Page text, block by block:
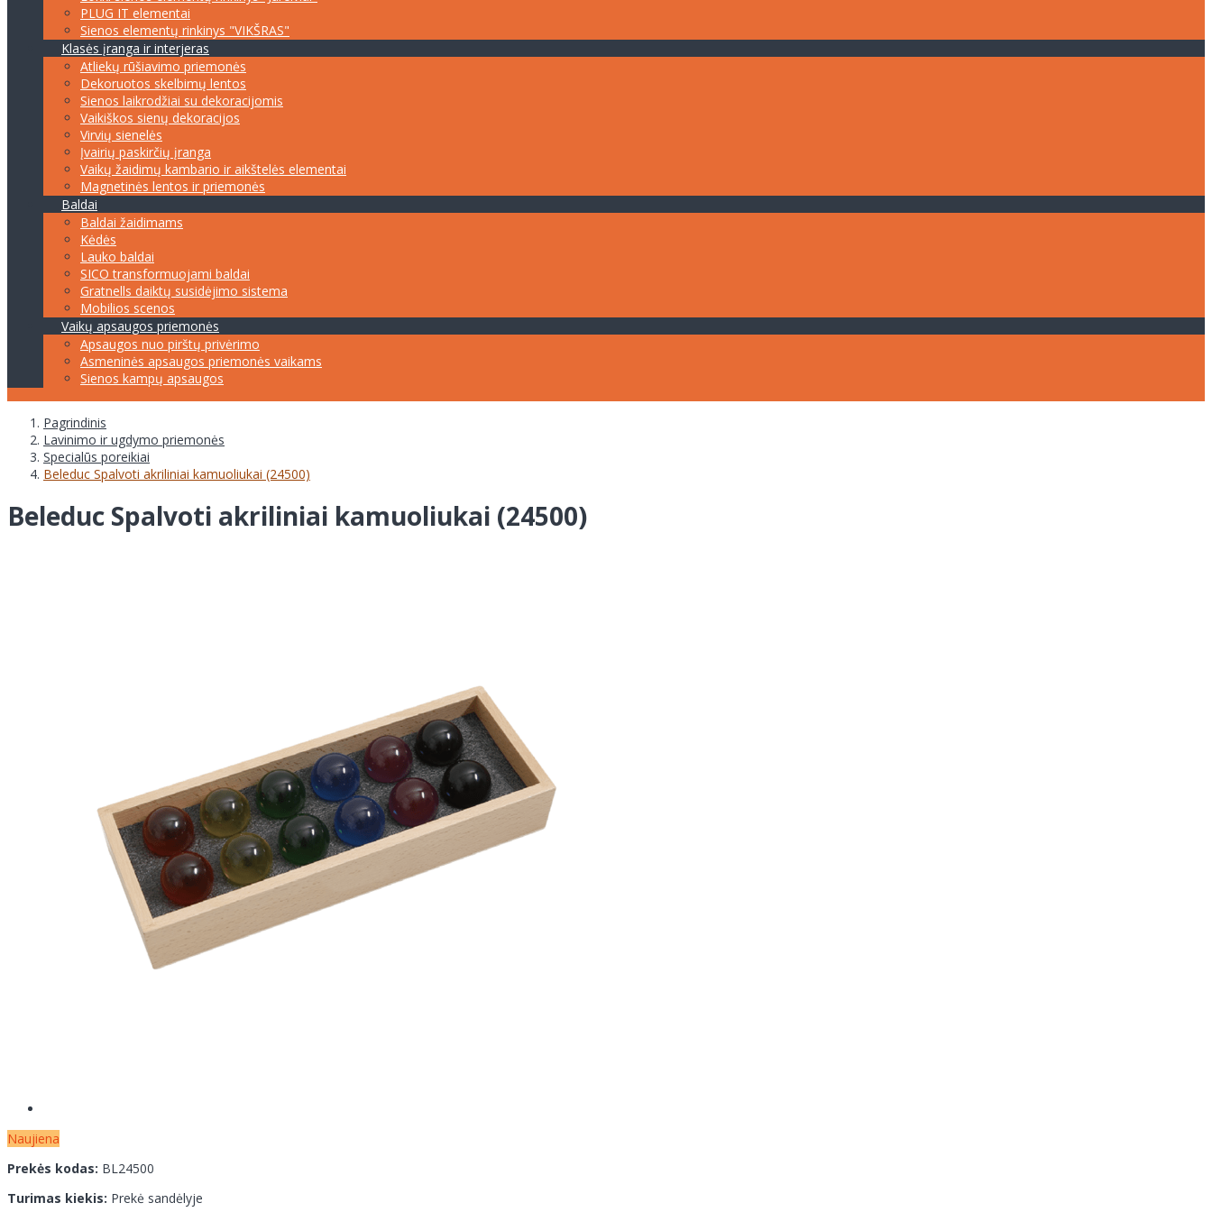
PLUG IT elementai
Sienos elementų rinkinys "VIKŠRAS"
Klasės įranga ir interjeras
Atliekų rūšiavimo priemonės
Dekoruotos skelbimų lentos
Sienos laikrodžiai su dekoracijomis
Vaikiškos sienų dekoracijos
Virvių sienelės
Įvairių paskirčių įranga
Vaikų žaidimų kambario ir aikštelės elementai
Magnetinės lentos ir priemonės
Baldai
Baldai žaidimams
Kėdės
Lauko baldai
SICO transformuojami baldai
Gratnells daiktų susidėjimo sistema
Mobilios scenos
Vaikų apsaugos priemonės
Apsaugos nuo pirštų privėrimo
Asmeninės apsaugos priemonės vaikams
Sienos kampų apsaugos
Pagrindinis
Lavinimo ir ugdymo priemonės
Specialūs poreikiai
Beleduc Spalvoti akriliniai kamuoliukai (24500)
Beleduc Spalvoti akriliniai kamuoliukai (24500)
Naujiena
Prekės kodas: BL24500
Turimas kiekis: Prekė sandėlyje